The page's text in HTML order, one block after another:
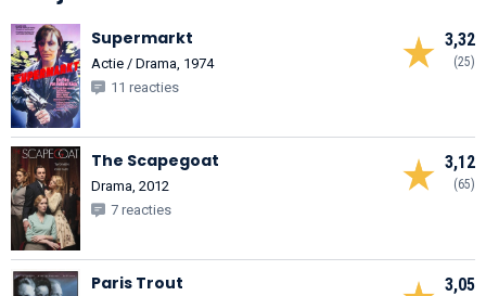
3,32
(25)
Supermarkt
Actie / Drama, 1974
11 reacties
3,12
(65)
The Scapegoat
Drama, 2012
7 reacties
3,05
Paris Trout